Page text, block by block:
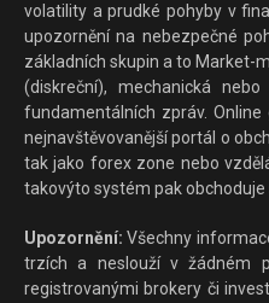
volatility a prudké pohyby v
upozornění na nebezpečné
základních skupin a to Market-
(diskreční), mechanická
fundamentálních zpráv.
nejnavštěvovanější portál o
tak jako forex zone nebo
takovýto systém pak
Upozornění: Všechny
trzích a neslouží v žádném
registrovanými brokery či